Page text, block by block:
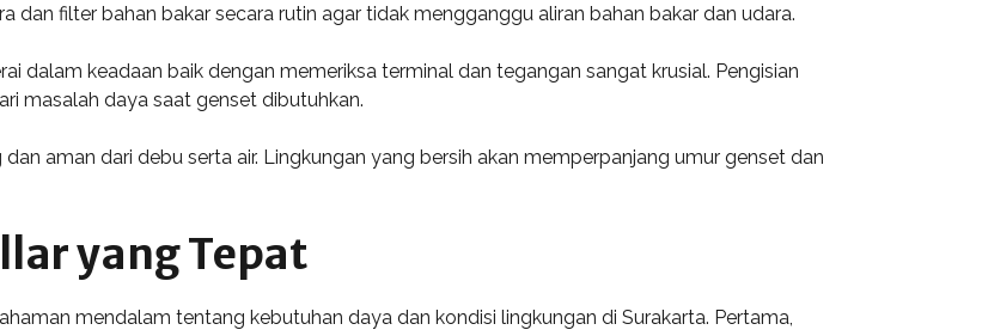
dan filter bahan bakar secara rutin agar tidak mengganggu aliran bahan bakar dan udara.
dalam keadaan baik dengan memeriksa terminal dan tegangan sangat krusial. Pengisian
masalah daya saat genset dibutuhkan.
aman dari debu serta air. Lingkungan yang bersih akan memperpanjang umur genset dan
yang Tepat
mendalam tentang kebutuhan daya dan kondisi lingkungan di Surakarta. Pertama,